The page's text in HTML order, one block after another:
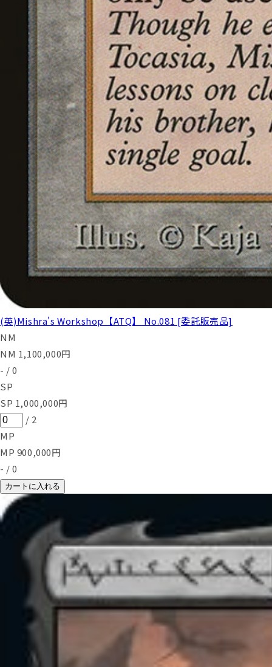
(英)Mishra's Workshop【ATQ】 No.081 [委託販売品]
NM
NM 1,100,000円
- / 0
SP
SP 1,000,000円
/ 2
MP
MP 900,000円
- / 0
カートに入れる